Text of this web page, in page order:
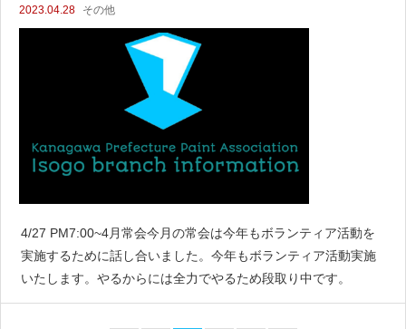
2023.04.28 その他
4/27 PM7:00~4月常会今月の常会は今年もボランティア活動を
実施するために話し合いました。今年もボランティア活動実施
いたします。やるからには全力でやるため段取り中です。